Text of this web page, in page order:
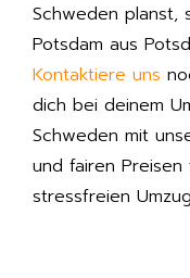
Schweden planst,
Potsdam aus
Kontaktiere uns
dich bei deinem
Schweden mit
und fairen
stressfreien